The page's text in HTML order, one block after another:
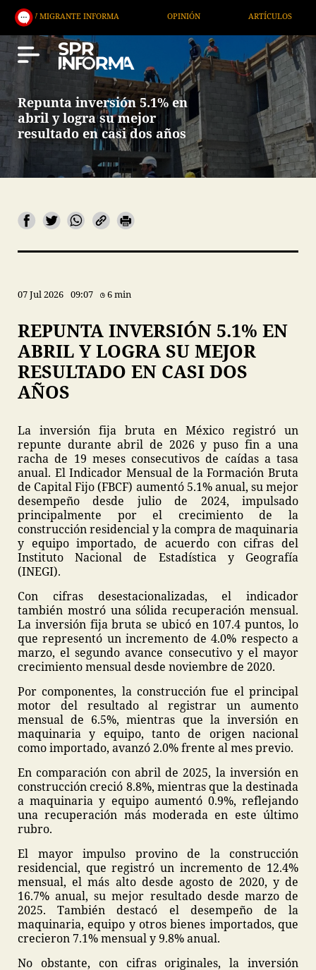
INFORMA OPINIÓN ARTÍCULOS ARTE
Repunta inversión 5.1% en
abril y logra su mejor
resultado en casi dos años
07 Jul 2026 09:07 6 min
REPUNTA INVERSIÓN 5.1% EN
ABRIL Y LOGRA SU MEJOR
RESULTADO EN CASI DOS
AÑOS
La inversión fija bruta en México registró un
repunte durante abril de 2026 y puso fin a una
racha de 19 meses consecutivos de caídas a tasa
anual. El Indicador Mensual de la Formación Bruta
de Capital Fijo (FBCF) aumentó 5.1% anual, su mejor
desempeño desde julio de 2024, impulsado
principalmente por el crecimiento de la
construcción residencial y la compra de maquinaria
y equipo importado, de acuerdo con cifras del
Instituto Nacional de Estadística y Geografía
(INEGI).
Con cifras desestacionalizadas, el indicador
también mostró una sólida recuperación mensual.
La inversión fija bruta se ubicó en 107.4 puntos, lo
que representó un incremento de 4.0% respecto a
marzo, el segundo avance consecutivo y el mayor
crecimiento mensual desde noviembre de 2020.
Por componentes, la construcción fue el principal
motor del resultado al registrar un aumento
mensual de 6.5%, mientras que la inversión en
maquinaria y equipo, tanto de origen nacional
como importado, avanzó 2.0% frente al mes previo.
En comparación con abril de 2025, la inversión en
construcción creció 8.8%, mientras que la destinada
a maquinaria y equipo aumentó 0.9%, reflejando
una recuperación más moderada en este último
rubro.
El mayor impulso provino de la construcción
residencial, que registró un incremento de 12.4%
mensual, el más alto desde agosto de 2020, y de
16.7% anual, su mejor resultado desde marzo de
2025. También destacó el desempeño de la
maquinaria, equipo y otros bienes importados, que
crecieron 7.1% mensual y 9.8% anual.
No obstante, con cifras originales, la inversión